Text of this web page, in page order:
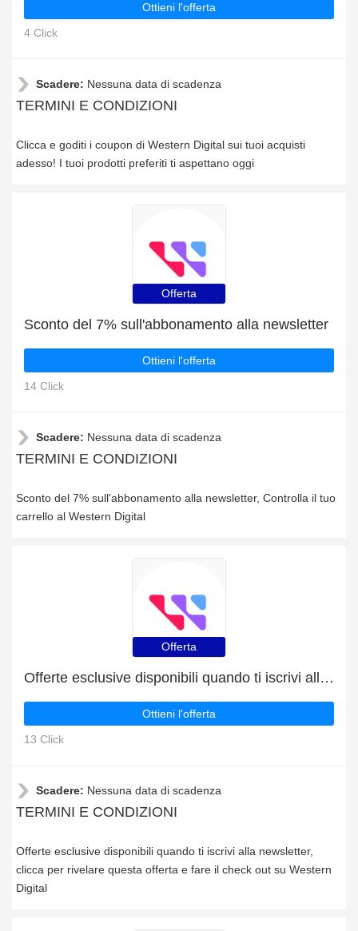
Ottieni l'offerta
4 Click
Scadere: Nessuna data di scadenza
TERMINI E CONDIZIONI
Clicca e goditi i coupon di Western Digital sui tuoi acquisti
adesso! I tuoi prodotti preferiti ti aspettano oggi
Offerta
Sconto del 7% sull'abbonamento alla newsletter
Ottieni l'offerta
14 Click
Scadere: Nessuna data di scadenza
TERMINI E CONDIZIONI
Sconto del 7% sull'abbonamento alla newsletter, Controlla il tuo
carrello al Western Digital
Offerta
Offerte esclusive disponibili quando ti iscrivi alla newsletter
Ottieni l'offerta
13 Click
Scadere: Nessuna data di scadenza
TERMINI E CONDIZIONI
Offerte esclusive disponibili quando ti iscrivi alla newsletter,
clicca per rivelare questa offerta e fare il check out su Western
Digital